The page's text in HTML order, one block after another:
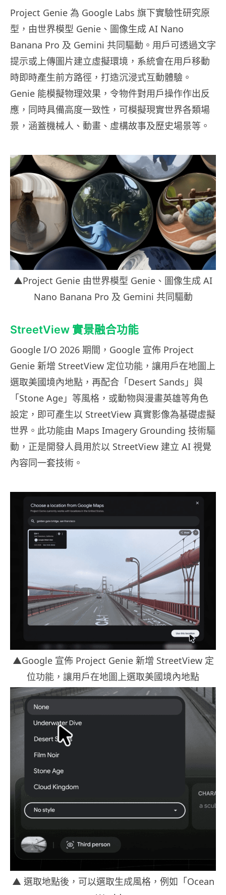
Project Genie 為 Google Labs 旗下實驗性研究原
型，由世界模型 Genie、圖像生成 AI Nano
Banana Pro 及 Gemini 共同驅動。用戶可透過文字
提示或上傳圖片建立虛擬環境，系統會在用戶移動
時即時產生前方路徑，打造沉浸式互動體驗。
Genie 能模擬物理效果，令物件對用戶操作作出反
應，同時具備高度一致性，可模擬現實世界各類場
景，涵蓋機械人、動畫、虛構故事及歷史場景等。
▲Project Genie 由世界模型 Genie、圖像生成 AI
Nano Banana Pro 及 Gemini 共同驅動
StreetView 實景融合功能
Google I/O 2026 期間，Google 宣佈 Project
Genie 新增 StreetView 定位功能，讓用戶在地圖上
選取美國境內地點，再配合「Desert Sands」與
「Stone Age」等風格，或動物與漫畫英雄等角色
設定，即可產生以 StreetView 真實影像為基礎虛擬
世界。此功能由 Maps Imagery Grounding 技術驅
動，正是開發人員用於以 StreetView 建立 AI 視覺
內容同一套技術。
▲Google 宣佈 Project Genie 新增 StreetView 定
位功能，讓用戶在地圖上選取美國境內地點
▲ 選取地點後，可以選取生成風格，例如「Ocean